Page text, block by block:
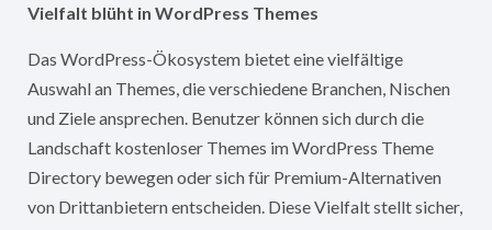
Vielfalt blüht in WordPress Themes
Das WordPress-Ökosystem bietet eine vielfältige
Auswahl an Themes, die verschiedene Branchen, Nischen
und Ziele ansprechen. Benutzer können sich durch die
Landschaft kostenloser Themes im WordPress Theme
Directory bewegen oder sich für Premium-Alternativen
von Drittanbietern entscheiden. Diese Vielfalt stellt sicher,